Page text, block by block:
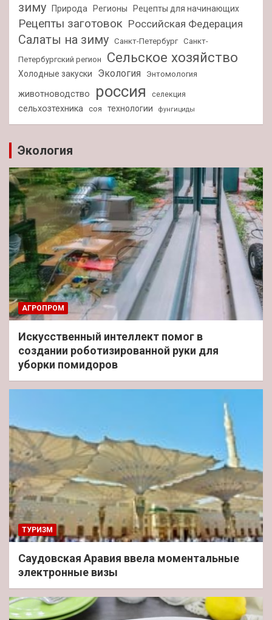
зиму
Природа Регионы Рецепты для начинающих
Рецепты заготовок Российская Федерация
Салаты на зиму Санкт-Петербург Санкт-
Петербургский регион
Сельское хозяйство
Холодные закуски Экология Энтомология
животноводство россия селекция
сельхозтехника соя технологии фунгициды
Экология
АГРОПРОМ
Искусственный интеллект помог в
создании роботизированной руки для
уборки помидоров
ТУРИЗМ
Саудовская Аравия ввела моментальные
электронные визы